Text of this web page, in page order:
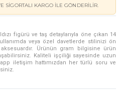
SIGORTALI KARGO ILE GÖNDERILIR.
figürü ve taş detaylarıyla öne çıkan 14
veya özel davetlerde stilinizi ön
Ürünün gram bilgisine ürün
Kaliteli işçiliği sayesinde uzun
iletişim hattımızdan her türlü soru ve